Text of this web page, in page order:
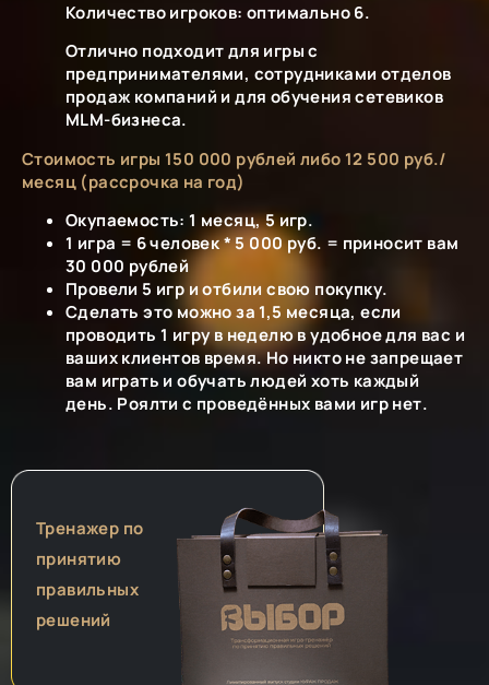
Количество игроков: оптимально 6.
Отлично подходит для игры с
предпринимателями, сотрудниками отделов
продаж компаний и для обучения сетевиков
MLM-бизнеса.
Стоимость игры 150 000 рублей либо 12 500 руб./
месяц (рассрочка на год)
Окупаемость: 1 месяц, 5 игр.
1 игра = 6 человек * 5 000 руб. = приносит вам
30 000 рублей
Провели 5 игр и отбили свою покупку.
Сделать это можно за 1,5 месяца, если
проводить 1 игру в неделю в удобное для вас и
ваших клиентов время. Но никто не запрещает
вам играть и обучать людей хоть каждый
день. Роялти с проведённых вами игр нет.
Тренажер по
принятию
правильных
решений